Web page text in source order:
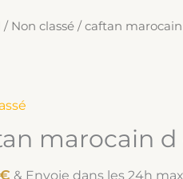
/ Non classé/ caftan marocain
marocain d
€ & Envoie dans les 24h